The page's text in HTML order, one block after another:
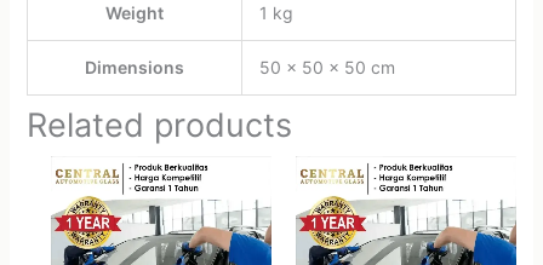
Weight 1 kg
Dimensions 50 × 50 × 50 cm
Related products